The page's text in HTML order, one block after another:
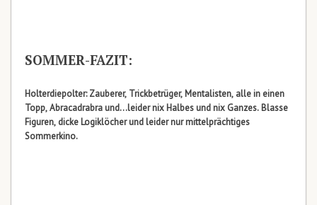
SOMMER-FAZIT:
Holterdiepolter: Zauberer, Trickbetrüger, Mentalisten, alle in einen
Topp, Abracadrabra und…leider nix Halbes und nix Ganzes. Blasse
Figuren, dicke Logiklöcher und leider nur mittelprächtiges
Sommerkino.